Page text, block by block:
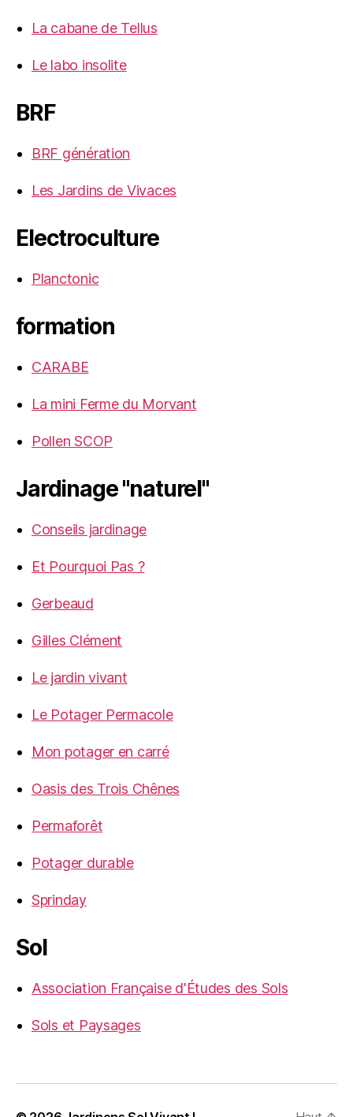
La cabane de Tellus
Le labo insolite
BRF
BRF génération
Les Jardins de Vivaces
Electroculture
Planctonic
formation
CARABE
La mini Ferme du Morvant
Pollen SCOP
Jardinage "naturel"
Conseils jardinage
Et Pourquoi Pas ?
Gerbeaud
Gilles Clément
Le jardin vivant
Le Potager Permacole
Mon potager en carré
Oasis des Trois Chênes
Permaforêt
Potager durable
Sprinday
Sol
Association Française d'Études des Sols
Sols et Paysages